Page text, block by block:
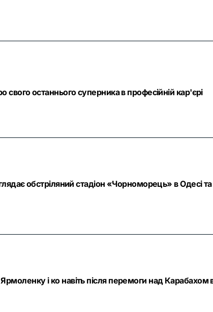
останнього суперника в професійній кар'єрі
обстріляний стадіон «Чорноморець» в Одесі
і ко навіть після перемоги над Карабахом